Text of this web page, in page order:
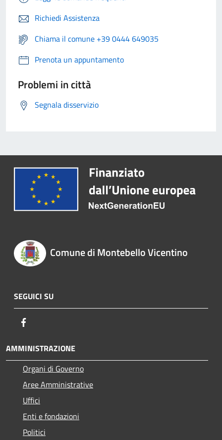
Richiedi Assistenza
Chiama il comune +39 0444 649035
Prenota un appuntamento
Problemi in città
Segnala disservizio
Comune di Montebello Vicentino
SEGUICI SU
AMMINISTRAZIONE
Organi di Governo
Aree Amministrative
Uffici
Enti e fondazioni
Politici